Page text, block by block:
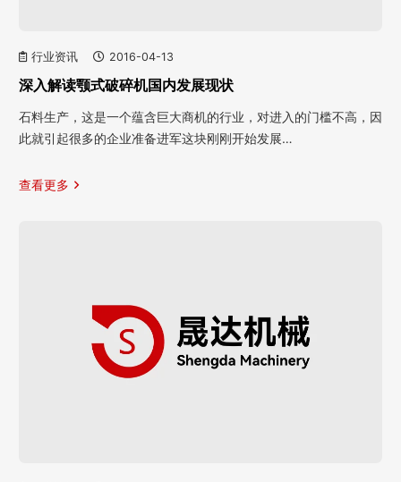
行业资讯 2016-04-13
深入解读颚式破碎机国内发展现状
石料生产，这是一个蕴含巨大商机的行业，对进入的门槛不高，因
此就引起很多的企业准备进军这块刚刚开始发展…
查看更多